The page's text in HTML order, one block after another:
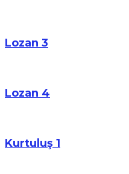
Lozan 3
Lozan 4
Kurtuluş 1